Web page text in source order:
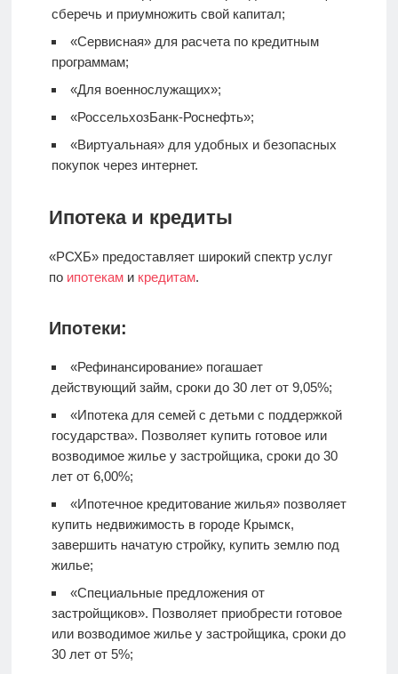
сберечь и приумножить свой капитал;
«Сервисная» для расчета по кредитным
программам;
«Для военнослужащих»;
«РоссельхозБанк-Роснефть»;
«Виртуальная» для удобных и безопасных
покупок через интернет.
Ипотека и кредиты
«РСХБ» предоставляет широкий спектр услуг
по ипотеками кредитам.
Ипотеки:
«Рефинансирование» погашает
действующий займ, сроки до 30 лет от 9,05%;
«Ипотека для семей с детьми с поддержкой
государства». Позволяет купить готовое или
возводимое жилье у застройщика, сроки до 30
лет от 6,00%;
«Ипотечное кредитование жилья» позволяет
купить недвижимость в городе Крымск,
завершить начатую стройку, купить землю под
жилье;
«Специальные предложения от
застройщиков». Позволяет приобрести готовое
или возводимое жилье у застройщика, сроки до
30 лет от 5%;